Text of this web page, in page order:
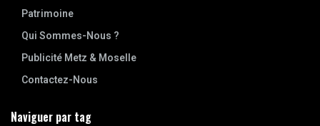
Patrimoine
Qui Sommes-Nous ?
Publicité Metz & Moselle
Contactez-Nous
Naviguer par tag